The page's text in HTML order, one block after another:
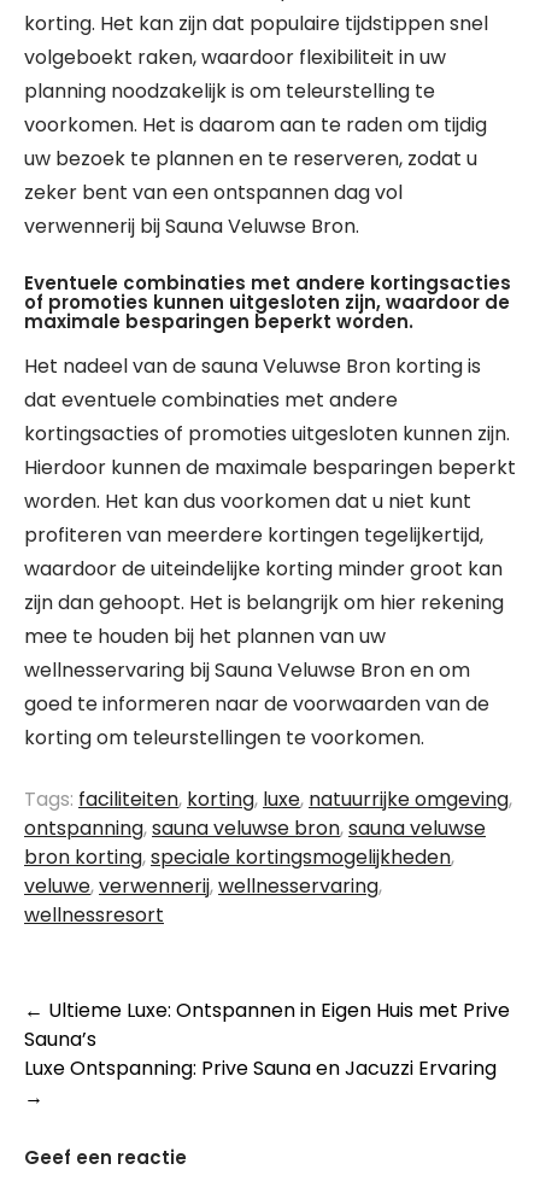
korting. Het kan zijn dat populaire tijdstippen snel
volgeboekt raken, waardoor flexibiliteit in uw
planning noodzakelijk is om teleurstelling te
voorkomen. Het is daarom aan te raden om tijdig
uw bezoek te plannen en te reserveren, zodat u
zeker bent van een ontspannen dag vol
verwennerij bij Sauna Veluwse Bron.
Eventuele combinaties met andere kortingsacties
of promoties kunnen uitgesloten zijn, waardoor de
maximale besparingen beperkt worden.
Het nadeel van de sauna Veluwse Bron korting is
dat eventuele combinaties met andere
kortingsacties of promoties uitgesloten kunnen zijn.
Hierdoor kunnen de maximale besparingen beperkt
worden. Het kan dus voorkomen dat u niet kunt
profiteren van meerdere kortingen tegelijkertijd,
waardoor de uiteindelijke korting minder groot kan
zijn dan gehoopt. Het is belangrijk om hier rekening
mee te houden bij het plannen van uw
wellnesservaring bij Sauna Veluwse Bron en om
goed te informeren naar de voorwaarden van de
korting om teleurstellingen te voorkomen.
Tags: faciliteiten, korting, luxe, natuurrijke omgeving,
ontspanning,sauna veluwse bron,sauna veluwse
bron korting,speciale kortingsmogelijkheden,
veluwe,verwennerij,wellnesservaring,
wellnessresort
Berichtnavigatie
← Ultieme Luxe: Ontspannen in Eigen Huis met Prive
Sauna’s
Luxe Ontspanning: Prive Sauna en Jacuzzi Ervaring
→
Geef een reactie